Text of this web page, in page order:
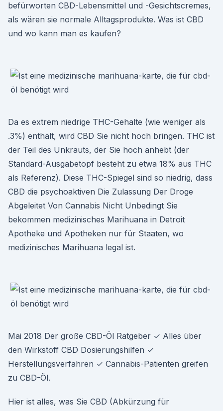
befürworten CBD-Lebensmittel und -Gesichtscremes,
als wären sie normale Alltagsprodukte. Was ist CBD
und wo kann man es kaufen?
Da es extrem niedrige THC-Gehalte (wie weniger als
.3%) enthält, wird CBD Sie nicht hoch bringen. THC ist
der Teil des Unkrauts, der Sie hoch anhebt (der
Standard-Ausgabetopf besteht zu etwa 18% aus THC
als Referenz). Diese THC-Spiegel sind so niedrig, dass
CBD die psychoaktiven Die Zulassung Der Droge
Abgeleitet Von Cannabis Nicht Unbedingt Sie
bekommen medizinisches Marihuana in Detroit
Apotheke und Apotheken nur für Staaten, wo
medizinisches Marihuana legal ist.
Mai 2018 Der große CBD-Öl Ratgeber ✓ Alles über
den Wirkstoff CBD Dosierungshilfen ✓
Herstellungsverfahren ✓ Cannabis-Patienten greifen
zu CBD-Öl.
Hier ist alles, was Sie CBD (Abkürzung für